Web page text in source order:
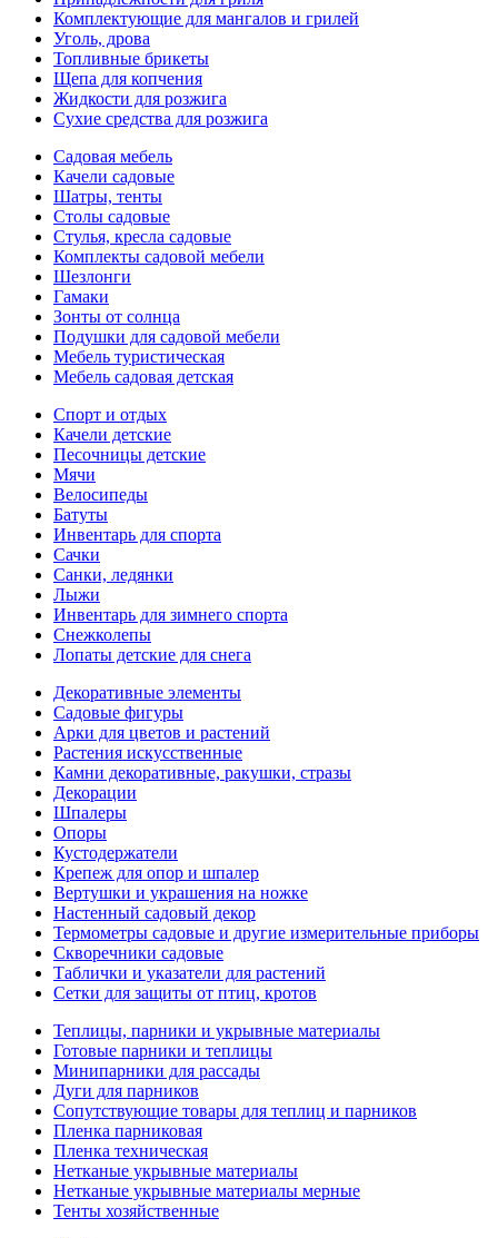
Комплектующие для мангалов и грилей
Уголь, дрова
Топливные брикеты
Щепа для копчения
Жидкости для розжига
Сухие средства для розжига
Садовая мебель
Качели садовые
Шатры, тенты
Столы садовые
Стулья, кресла садовые
Комплекты садовой мебели
Шезлонги
Гамаки
Зонты от солнца
Подушки для садовой мебели
Мебель туристическая
Мебель садовая детская
Спорт и отдых
Качели детские
Песочницы детские
Мячи
Велосипеды
Батуты
Инвентарь для спорта
Сачки
Санки, ледянки
Лыжи
Инвентарь для зимнего спорта
Снежколепы
Лопаты детские для снега
Декоративные элементы
Садовые фигуры
Арки для цветов и растений
Растения искусственные
Камни декоративные, ракушки, стразы
Декорации
Шпалеры
Опоры
Кустодержатели
Крепеж для опор и шпалер
Вертушки и украшения на ножке
Настенный садовый декор
Термометры садовые и другие измерительные приборы
Скворечники садовые
Таблички и указатели для растений
Сетки для защиты от птиц, кротов
Теплицы, парники и укрывные материалы
Готовые парники и теплицы
Минипарники для рассады
Дуги для парников
Сопутствующие товары для теплиц и парников
Пленка парниковая
Пленка техническая
Нетканые укрывные материалы
Нетканые укрывные материалы мерные
Тенты хозяйственные